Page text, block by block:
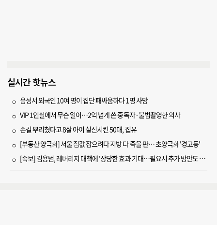
실시간 핫뉴스
음성서 외국인 10여 명이 집단 패싸움하다 1명 사망
VIP 1인실에서 무슨 일이…2억 넘게 쓴 중독자·불법촬영한 의사
손길 뿌리쳤다고 8살 아이 실신시킨 50대, 집유
[부동산 양극화] 서울 집값 잡으려다 지방 다 죽을 판… 초양극화 '경고등'
[속보] 김용범, 레버리지 대책에 '상당한 효과 기대…필요시 추가 방안도 검토'